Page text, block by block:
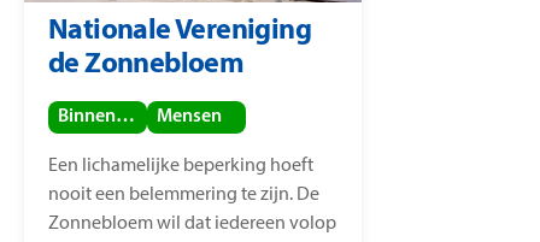
Nationale Vereniging
de Zonnebloem
Binnenland Mensen
Een lichamelijke beperking hoeft
nooit een belemmering te zijn. De
Zonnebloem wil dat iedereen volop